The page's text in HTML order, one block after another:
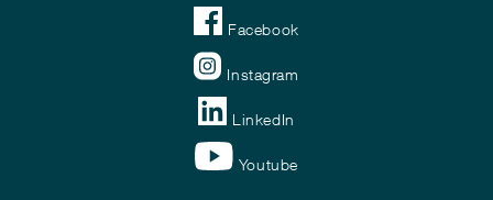
Facebook
Instagram
LinkedIn
Youtube